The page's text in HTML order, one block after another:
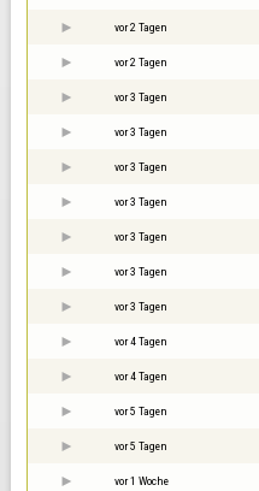
vor 2 Tagen
vor 2 Tagen
vor 3 Tagen
vor 3 Tagen
vor 3 Tagen
vor 3 Tagen
vor 3 Tagen
vor 3 Tagen
vor 3 Tagen
vor 4 Tagen
vor 4 Tagen
vor 5 Tagen
vor 5 Tagen
vor 1 Woche